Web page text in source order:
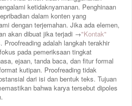
ketidaknyamanan. Penghinaan
dalam konten yang
dengan terjemahan. Jika ada elemen,
akan dibuat jika terjadi →"Kontak"
Proofreading adalah langkah terakhir
pada pemeriksaan tingkat
ejaan, tanda baca, dan fitur formal
kutipan. Proofreading tidak
dari isi dan bentuk teks. Tujuan
bahwa karya tersebut dipoles